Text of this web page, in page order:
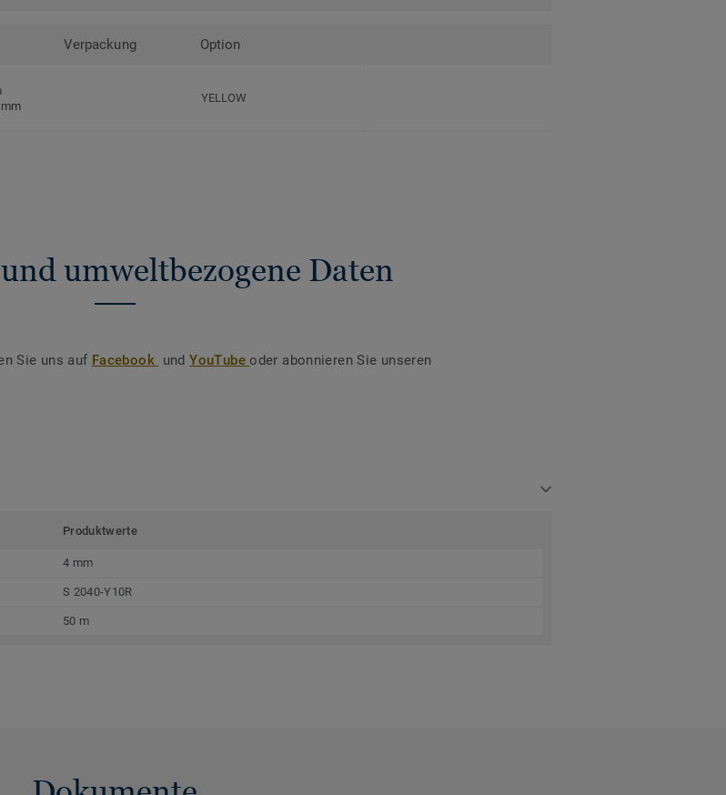
Verpackung Option
YELLOW
umweltbezogene Daten
Sie uns auf Facebook undYouTubeoder abonnieren Sie unseren
Produktwerte
4 mm
S 2040-Y10R
50 m